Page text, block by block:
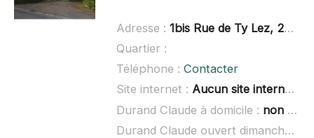
Adresse : 1bis Rue de Ty Lez, 29120 Combrit
Quartier :
Téléphone : Contacter
Site internet : Aucun site internet connu
Durand Claude à domicile : non renseigné
Durand Claude ouvert dimanche :